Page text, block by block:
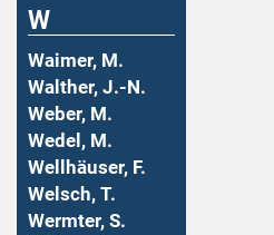
W
Waimer, M.
Walther, J.-N.
Weber, M.
Wedel, M.
Wellhäuser, F.
Welsch, T.
Wermter, S.